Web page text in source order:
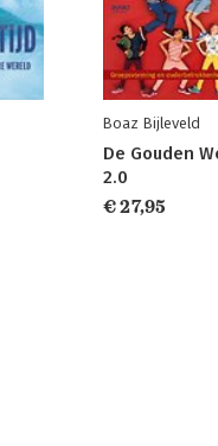
Boaz Bijleveld
De Gouden
2.0
€ 27,95